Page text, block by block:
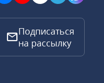
Подписаться
на рассылку